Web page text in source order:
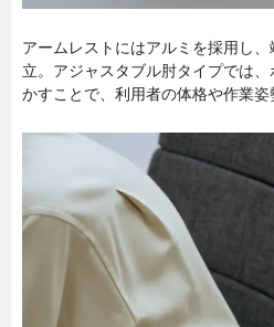
アームレストにはアルミを採用し
立。アジャスタブル肘タイプでは
かすことで、利用者の体格や作業姿